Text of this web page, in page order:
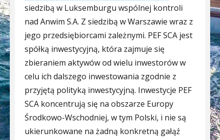
siedzibą w Luksemburgu wspólnej kontroli
nad Anwim S.A. Z siedzibą w Warszawie wraz z
jego przedsiębiorcami zależnymi. PEF SCA jest
spółką inwestycyjną, która zajmuje się
zbieraniem aktywów od wielu inwestorów w
celu ich dalszego inwestowania zgodnie z
przyjętą polityką inwestycyjną. Inwestycje PEF
SCA koncentrują się na obszarze Europy
Środkowo-Wschodniej, w tym Polski, i nie są
ukierunkowane na żadną konkretną gałąź